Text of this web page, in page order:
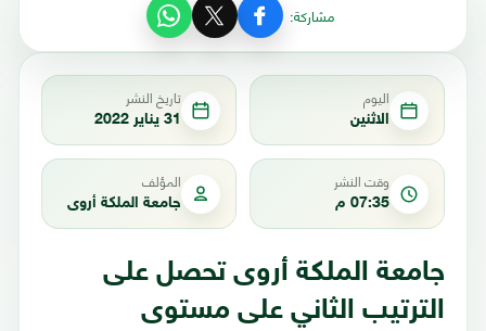
مشاركة:
اليوم
الاثنين
تاريخ النشر
31 يناير 2022
وقت النشر
07:35 م
المؤلف
جامعة الملكة أروى
جامعة الملكة أروى تحصل على
الترتيب الثاني على مستوى